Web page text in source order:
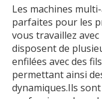
Les machines
parfaites pour les
vous travaillez
disposent de
enfilées avec des
permettant ainsi
dynamiques.Ils